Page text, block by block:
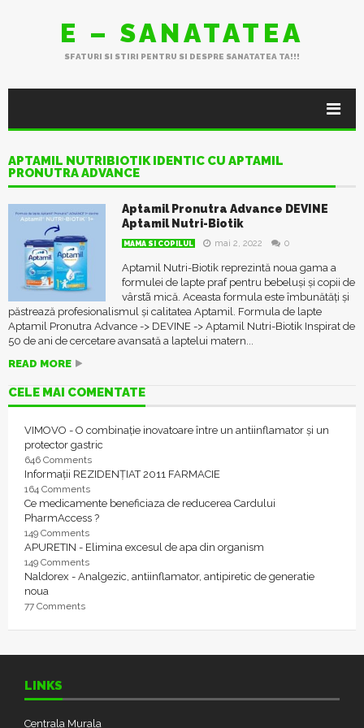
E – SANATATEA
SFATURI SI STIRI PENTRU SI DESPRE SANATATEA TA!!!
APTAMIL NUTRIBIOTIK IDENTIC CU APTAMIL
PRONUTRA ADVANCE
Aptamil Pronutra Advance DEVINE
Aptamil Nutri-Biotik
MAMA SI COPILUL mai 2, 2022 0
Aptamil Nutri-Biotik reprezintă noua gama a
formulei de lapte praf pentru bebeluși și copii de
vârstã mică. Aceasta formula este îmbunătăți și
păstrează profesionalismul și calitatea Aptamil. Formula de lapte
Aptamil Pronutra Advance -> DEVINE -> Aptamil Nutri-Biotik Inspirat de
50 de ani de cercetare avansată a laptelui matern...
READ MORE
CELE MAI COMENTATE
VIMOVO - O combinație inovatoare între un antiinflamator și un
protector gastric
646 Comments
Informații REZIDENȚIAT 2011 FARMACIE
164 Comments
Ce medicamente beneficiaza de reducerea Cardului
PharmAccess ?
149 Comments
APURETIN - Elimina excesul de apa din organism
149 Comments
Naldorex - Analgezic, antiinflamator, antipiretic de generatie
noua
77 Comments
LINKS
Centrala Murala